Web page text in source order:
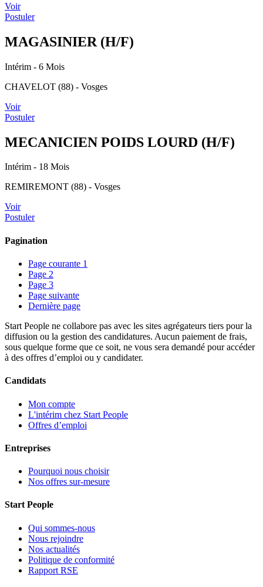
Voir
Postuler
MAGASINIER (H/F)
Intérim - 6 Mois
CHAVELOT (88) - Vosges
Voir
Postuler
MECANICIEN POIDS LOURD (H/F)
Intérim - 18 Mois
REMIREMONT (88) - Vosges
Voir
Postuler
Pagination
Page courante 1
Page 2
Page 3
Page suivante
Dernière page
Start People ne collabore pas avec les sites agrégateurs tiers pour la
diffusion ou la gestion des candidatures. Aucun paiement de frais,
sous quelque forme que ce soit, ne vous sera demandé pour accéder
à des offres d’emploi ou y candidater.
Candidats
Mon compte
L'intérim chez Start People
Offres d’emploi
Entreprises
Pourquoi nous choisir
Nos offres sur-mesure
Start People
Qui sommes-nous
Nous rejoindre
Nos actualités
Politique de conformité
Rapport RSE